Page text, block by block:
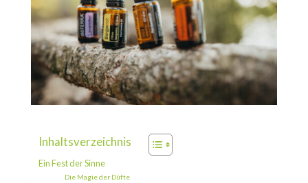
Inhaltsverzeichnis
Ein Fest der Sinne
Die Magie der Düfte